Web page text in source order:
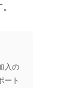
入の
ート